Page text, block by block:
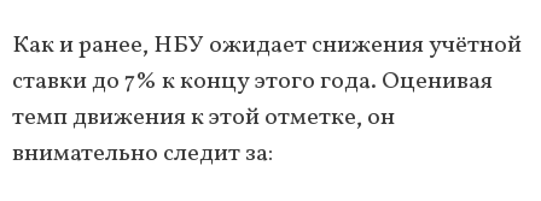
Как и ранее, НБУ ожидает снижения учётной
ставки до 7% к концу этого года. Оценивая
темп движения к этой отметке, он
внимательно следит за: